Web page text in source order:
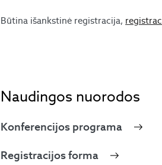
Būtina išankstinė registracija,
Naudingos nuorodos
Konferencijos programa
Registracijos forma